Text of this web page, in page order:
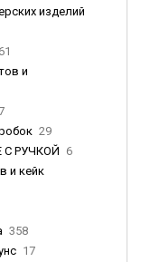
изделий
61
и
29
РУЧКОЙ 6
и кейк
358
17